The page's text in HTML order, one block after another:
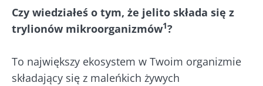
Czy wiedziałeś o tym, że jelito składa się z
trylionów mikroorganizmów1?
To największy ekosystem w Twoim organizmie
składający się z maleńkich żywych